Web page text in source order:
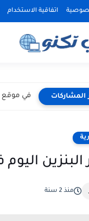
اتفاقية الاستخدام
المشاركات في موقع
اليوم
منذ 2 سنة